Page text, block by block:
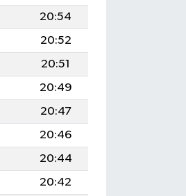
20:54
20:52
20:51
20:49
20:47
20:46
20:44
20:42